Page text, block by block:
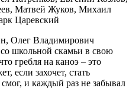
Матвей Жуков, Михаил
Царевский
Олег Владимирович
со школьной скамьи в свою
гребля на каноэ – это
если захочет, стать
и каждый раз не забывал